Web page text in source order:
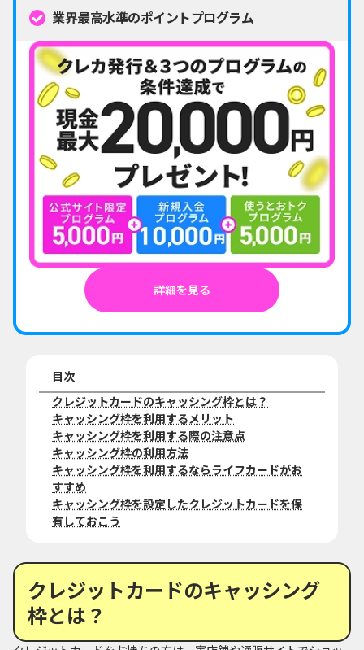
業界最高水準のポイントプログラム
詳細を見る
目次
クレジットカードのキャッシング枠とは？
キャッシング枠を利用するメリット
キャッシング枠を利用する際の注意点
キャッシング枠の利用方法
キャッシング枠を利用するならライフカードがお
すすめ
キャッシング枠を設定したクレジットカードを保
有しておこう
クレジットカードのキャッシング
枠とは？